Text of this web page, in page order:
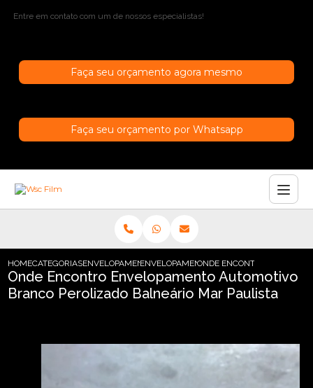
Entre em contato com um de nossos especialistas!
Faça seu orçamento agora mesmo
Faça seu orçamento por Whatsapp
HOMECATEGORIASENVELOPAMENTO AUTOMOTIVO
ENVELOPAMENTO AUTOMOTIVO CROMADO
ONDE ENCONTRO
Onde Encontro Envelopamento Automotivo
Branco Perolizado Balneário Mar Paulista